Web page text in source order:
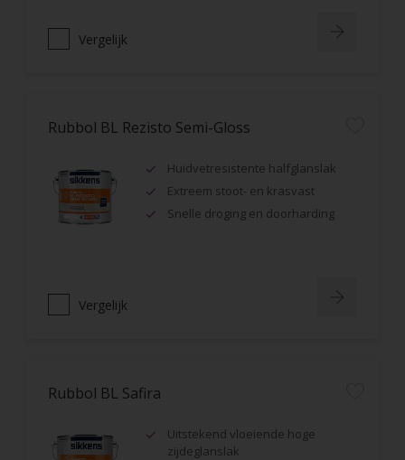
Vergelijk
Rubbol BL Rezisto Semi-Gloss
Huidvetresistente halfglanslak
Extreem stoot- en krasvast
Snelle droging en doorharding
Vergelijk
Rubbol BL Safira
Uitstekend vloeiende hoge
zijdeglanslak